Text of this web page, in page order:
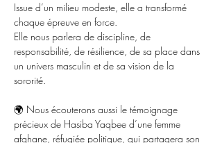
Issue d’un milieu modeste, elle a transformé
chaque épreuve en force.
Elle nous parlera de discipline, de
responsabilité, de résilience, de sa place dans
un univers masculin et de sa vision de la
sororité.
🌍 Nous écouterons aussi le témoignage
précieux de Hasiba Yaqbee d’une femme
afghane, réfugiée politique, qui partagera son